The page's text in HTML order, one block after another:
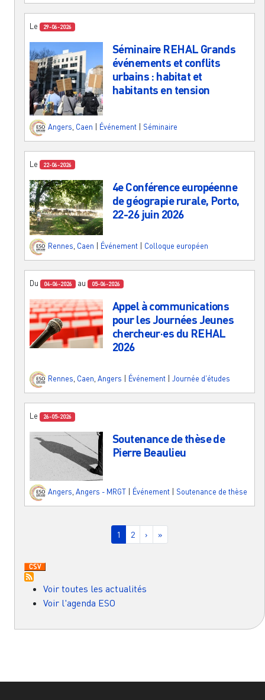
Le 29-06-2026
Séminaire REHAL Grands
événements et conflits
urbains : habitat et
habitants en tension
Angers Caen Événement Séminaire
Le 22-06-2026
4e Conférence européenne
de géograpie rurale, Porto,
22-26 juin 2026
Rennes Caen Événement Colloque européen
Du 04-06-2026 au 05-06-2026
Appel à communications
pour les Journées Jeunes
chercheur·es du REHAL
2026
Rennes, Caen, Angers Événement Journée d'études
Le 26-05-2026
Soutenance de thèse de
Pierre Beaulieu
Angers, Angers - MRGT Événement Soutenance de thèse
Page courante
1 Page
2 Page suivante
› Dernière page
»
Voir toutes les actualités
Voir l'agenda ESO